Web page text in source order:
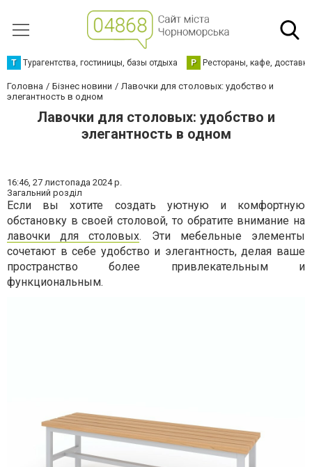
Т Турагентства, гостиницы, базы отдыха Р Рестораны, кафе,
Головна Бізнес новини
Лавочки для столовых: удобство и
элегантность в одном
Лавочки для столовых: удобство и
элегантность в одном
16:46, 27 листопада 2024 р.
Загальний розділ
Если вы хотите создать уютную и комфортную
обстановку в своей столовой, то обратите внимание на
лавочки для столовых. Эти мебельные элементы
сочетают в себе удобство и элегантность, делая ваше
пространство более привлекательным и
функциональным.